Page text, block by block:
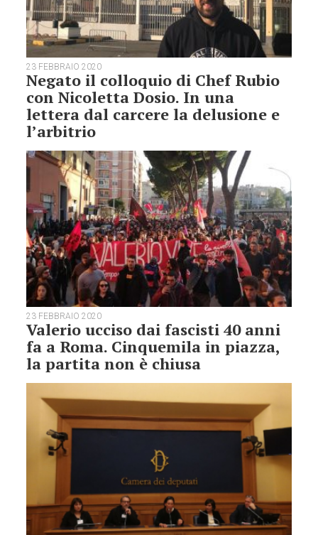
23 FEBBRAIO 2020
Negato il colloquio di Chef Rubio
con Nicoletta Dosio. In una
lettera dal carcere la delusione e
l’arbitrio
23 FEBBRAIO 2020
Valerio ucciso dai fascisti 40 anni
fa a Roma. Cinquemila in piazza,
la partita non è chiusa